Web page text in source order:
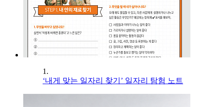
1.
‘내게 맞는 일자리 찾기’ 일자리 탐험 노트